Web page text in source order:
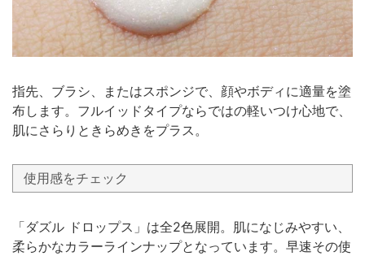
指先、ブラシ、またはスポンジで、顔やボディに適量を塗
布します。フルイッドタイプならではの軽いつけ心地で、
肌にさらりときらめきをプラス。
使用感をチェック
「ダズル ドロップス」は全2色展開。肌になじみやすい、
柔らかなカラーラインナップとなっています。早速その使